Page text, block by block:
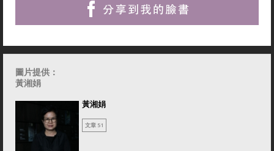
圖片提供：
黃湘娟
黃湘娟
文章 51